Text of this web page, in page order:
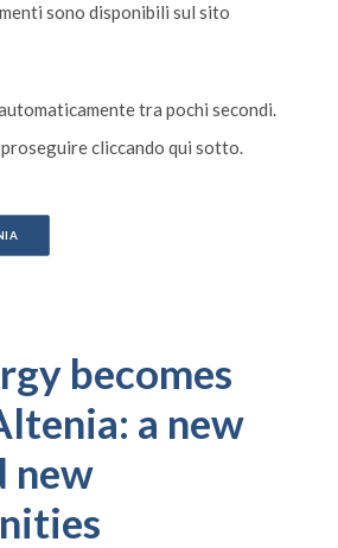
sono disponibili sul sito
tra pochi secondi.
cliccando qui sotto.
becomes
a new
new